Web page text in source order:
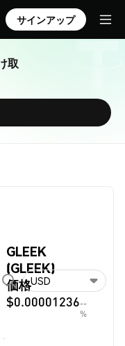
サインアップ
取
GLEEK
(GLEEK)
価格
$0.00001236--
%
USD